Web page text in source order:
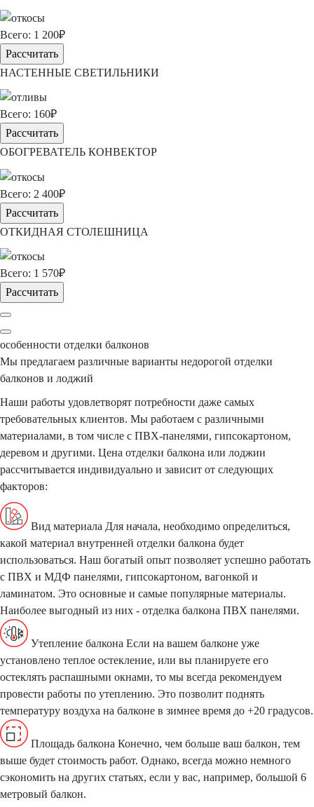
Всего: 1 200₽
Рассчитать
НАСТЕННЫЕ СВЕТИЛЬНИКИ
Всего: 160₽
Рассчитать
ОБОГРЕВАТЕЛЬ КОНВЕКТОР
Всего: 2 400₽
Рассчитать
ОТКИДНАЯ СТОЛЕШНИЦА
Всего: 1 570₽
Рассчитать
особенности отделки балконов
Мы предлагаем различные варианты недорогой отделки
балконов и лоджий
Наши работы удовлетворят потребности даже самых
требовательных клиентов. Мы работаем с различными
материалами, в том числе с ПВХ-панелями, гипсокартоном,
деревом и другими. Цена отделки балкона или лоджии
рассчитывается индивидуально и зависит от следующих
факторов:
Вид материала Для начала, необходимо определиться,
какой материал внутренней отделки балкона будет
использоваться. Наш богатый опыт позволяет успешно работать
с ПВХ и МДФ панелями, гипсокартоном, вагонкой и
ламинатом. Это основные и самые популярные материалы.
Наиболее выгодный из них - отделка балкона ПВХ панелями.
Утепление балкона Если на вашем балконе уже
установлено теплое остекление, или вы планируете его
остеклять распашными окнами, то мы всегда рекомендуем
провести работы по утеплению. Это позволит поднять
температуру воздуха на балконе в зимнее время до +20 градусов.
Площадь балкона Конечно, чем больше ваш балкон, тем
выше будет стоимость работ. Однако, всегда можно немного
сэкономить на других статьях, если у вас, например, большой 6
метровый балкон.